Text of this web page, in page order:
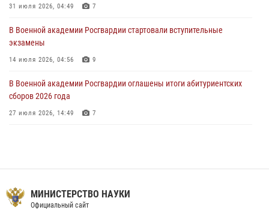
22 июля 2026, 09:41
31 июля 2026, 04:49 7
В Военной академии Росгвардии стартовали вступительные
экзамены
14 июля 2026, 04:56 9
В Военной академии Росгвардии оглашены итоги абитуриентских
сборов 2026 года
27 июля 2026, 14:49 7
14 июля 2026, 14:15 9
МИНИСТЕРСТВО НАУКИ
Официальный сайт